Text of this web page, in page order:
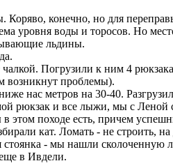
Коряво, конечно, но для
уровня воды и торосов. Но
льдины.
Погрузили к ним 4
возникнут проблемы).
нас метров на 30-40.
рюкзак и все лыжи, мы с Леной
этом походе есть, причем
кат. Ломать - не строить,
- мы нашли сколоченную
в Ивдели.